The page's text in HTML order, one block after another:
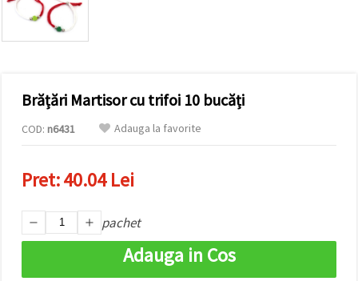
conținut și
reclame
noștri de
marketing.
Puteți fi de
utilizați
toate
urile făcând
clic pe
"acceptati
indicați
Brățări Martisor cu trifoi 10 bucăți
COD: n6431 Adauga la favorite
Pret:40.04 Lei
pachet
Adauga in Cos